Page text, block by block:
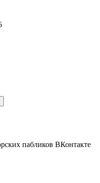
пабликов ВКонтакте